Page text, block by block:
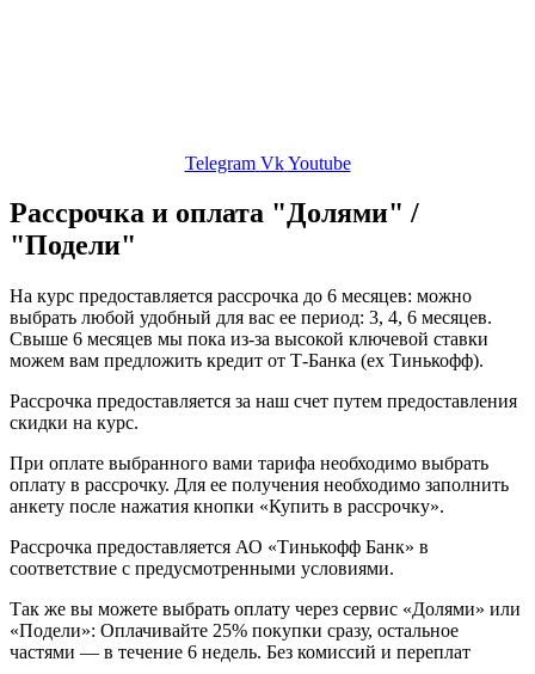
Telegram Vk Youtube
Рассрочка и оплата "Долями" /
"Подели"
На курс предоставляется рассрочка до 6 месяцев: можно
выбрать любой удобный для вас ее период: 3, 4, 6 месяцев.
Свыше 6 месяцев мы пока из-за высокой ключевой ставки
можем вам предложить кредит от Т-Банка (ex Тинькофф).
Рассрочка предоставляется за наш счет путем предоставления
скидки на курс.
При оплате выбранного вами тарифа необходимо выбрать
оплату в рассрочку. Для ее получения необходимо заполнить
анкету после нажатия кнопки «Купить в рассрочку».
Рассрочка предоставляется АО «Тинькофф Банк» в
соответствие с предусмотренными условиями.
Так же вы можете выбрать оплату через сервис «Долями» или
«Подели»: Оплачивайте 25% покупки сразу, остальное
частями — в течение 6 недель. Без комиссий и переплат